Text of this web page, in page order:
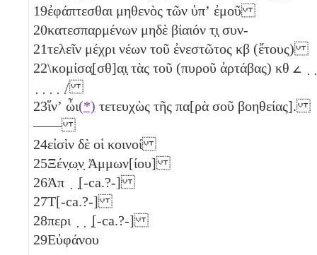
19ἐφάπτεσθαι μηθενὸς τῶν ὑπʼ ἐμοῦ
20κατεσπαρμένων μηδὲ βίαιόν τ̣ι̣ συν-
21τελεῖν μέχρι νέων τοῦ ἐνεστῶτος κβ (ἔτους)
22\κομίσα̣[σθ]α̣ι̣ τὰς τοῦ (πυροῦ ἀρτάβας) κθ 𐅵
̣ ̣ ̣ ̣ ̣/
23ἵνʼ ὦι(*) τετευχὼς τῆς πα[ρὰ σοῦ βοηθείας].
——
24εἰσὶν δὲ οἱ κοινοί
25Ξέν̣ω̣ν̣ Ἀμμων[ίου]
26Ἀπ ̣ ̣[-ca.?-]
27Τ[-ca.?-]
28περι ̣ ̣ ̣[-ca.?-]
29Εὐφάνου